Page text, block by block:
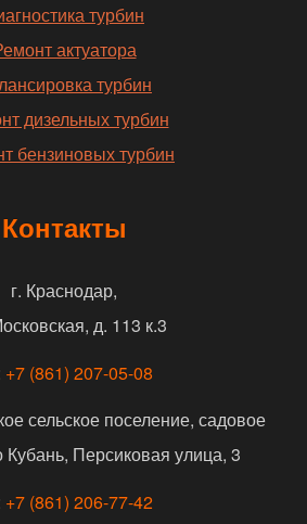
турбин
актуатора
турбин
дизельных турбин
бензиновых турбин
Контакты
г. Краснодар,
д. 113 к.3
+7 (861) 207-05-08
сельское поселение, садовое
Персиковая улица, 3
+7 (861) 206-77-42